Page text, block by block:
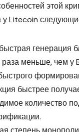
этой
у Litecoin
генерация
раза меньше, чем у
быстрее
количество